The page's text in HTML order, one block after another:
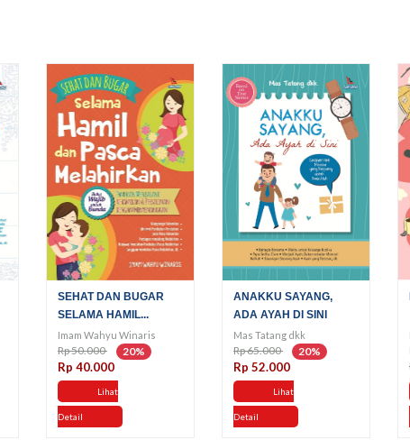
SEHAT DAN BUGAR
SELAMA HAMIL...
Imam Wahyu Winaris
Rp 50.000 20%
Rp 40.000
Lihat
Detail
ANAKKU SAYANG,
ADA AYAH DI SINI
Mas Tatang dkk
Rp 65.000 20%
Rp 52.000
Lihat
Detail